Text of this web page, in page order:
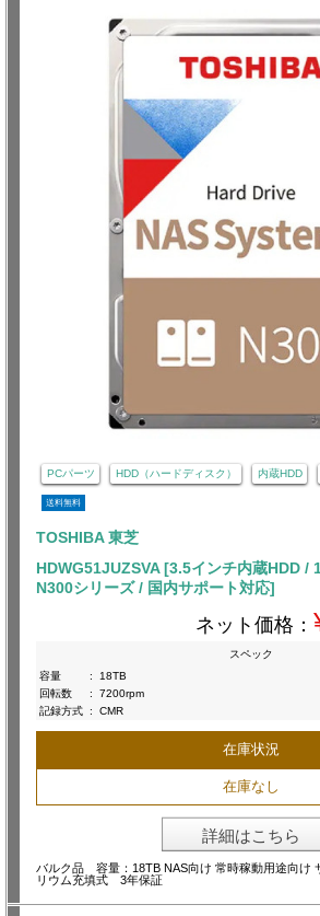
PCパーツ HDD（ハードディスク） 内蔵HDD
送料無料
TOSHIBA 東芝
HDWG51JUZSVA [3.5インチ内蔵HDD /
N300シリーズ / 国内サポート対応]
ネット価格：
スペック
容量
:
18TB
回転数
:
7200rpm
記録方式 : CMR
在庫状況
在庫なし
詳細はこちら
バルク品 容量：18TB NAS向け 常時稼動用途向け
リウム充填式 3年保証